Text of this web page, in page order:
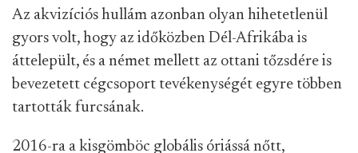
Az akvizíciós hullám azonban olyan hihetetlenül
gyors volt, hogy az időközben Dél-Afrikába is
áttelepült, és a német mellett az ottani tőzsdére is
bevezetett cégcsoport tevékenységét egyre többen
tartották furcsának.
2016-ra a kisgömböc globális óriássá nőtt,